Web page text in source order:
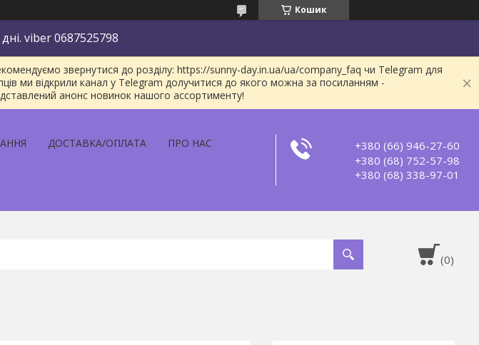
Кошик
viber 0687525798
звернутися до розділу: https://sunny-day.in.ua/ua/company_faq чи Telegram для
ми відкрили канал у Telegram долучитися до якого можна за посиланням -
анонс новинок нашого ассортименту!
ДОСТАВКА/ОПЛАТА ПРО НАС
+380 (66) 946-27-60
+380 (68) 752-57-98
+380 (68) 338-97-01